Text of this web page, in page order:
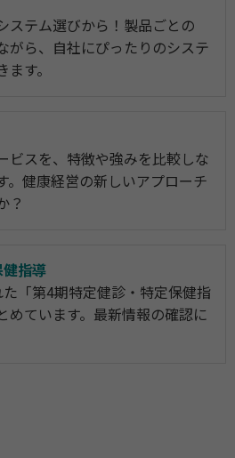
ステム選びから！製品ごとの
がら、自社にぴったりのシステ
す。
ビスを、特徴や強みを比較しな
。健康経営の新しいアプローチ
？
指導
「第4期特定健診・特定保健指
めています。最新情報の確認に